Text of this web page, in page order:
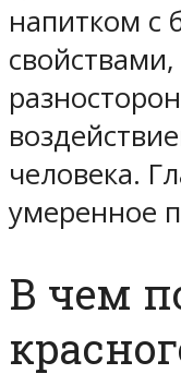
напитком с
человека.
умеренное
В чем